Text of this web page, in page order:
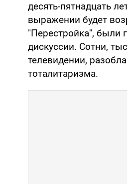
десять-пятнадцать
выражении будет
"Перестройка", были
дискуссии. Сотни,
телевидении,
тоталитаризма.